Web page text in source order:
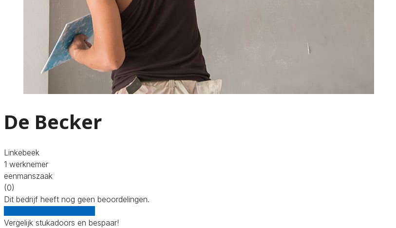
De Becker
Linkebeek
1 werknemer
eenmanszaak
(0)
Dit bedrijf heeft nog geen beoordelingen.
Vergelijk stukadoors en bespaar!